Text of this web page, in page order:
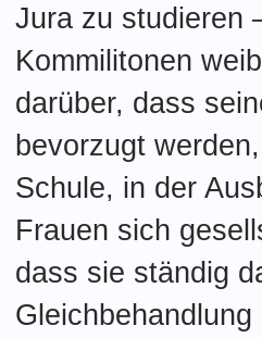
Jura zu studieren
Kommilitonen
darüber, dass
bevorzugt
Schule, in der
Frauen sich
dass sie ständig